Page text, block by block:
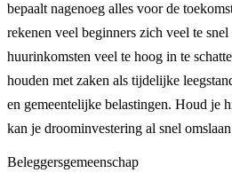
bepaalt nagenoeg alles voor de
rekenen veel beginners zich veel te
huurinkomsten veel te hoog in te
houden met zaken als tijdelijke
en gemeentelijke belastingen. Houd je
kan je droominvestering al snel
Beleggersgemeenschap